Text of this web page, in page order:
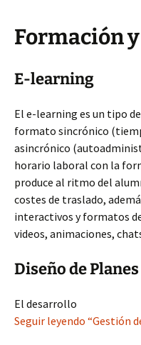
Formación
E-learning
El e-learning es un tipo
formato sincrónico
asincrónico
horario laboral con la
produce al ritmo del
costes de traslado,
interactivos y formatos
videos, animaciones,
Diseño de
El desarrollo
Seguir leyendo “Gestión